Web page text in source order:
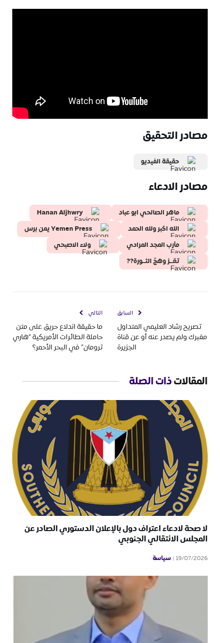
مصادر التحقيق
حقيقة الفيديو
مصادر الادعاء
ماهر الصالحي ابو عباد
Hanan Aljhwry
الله اكبر ولله الحمد
Yemen Press يمن برس
مأرب المجد المرادي
ولاء الاصبحي
تعّــز وهجّ الثــورة??
السابق
تصريح رشاد العليمي المتداول
مفبرك ولم يصدر عنه أو عن قناة
الجزيرة
التالي
ما حقيقة اندلاع حريق على متن
حاملة الطائرات الأمريكية “هاري
ترومان” في البحر الأحمر؟
المقالاتذات الصلة
لا صحة لادعاء اعتراف دول بالإعلان الدستوري الصادر عن
المجلس الانتقالي الجنوبي
19/07/2026 سياسة